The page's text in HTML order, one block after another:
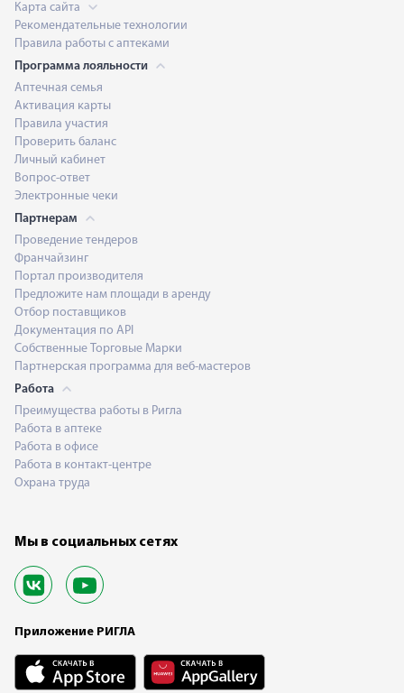
Карта сайта
Рекомендательные технологии
Правила работы с аптеками
Программа лояльности
Аптечная семья
Активация карты
Правила участия
Проверить баланс
Личный кабинет
Вопрос-ответ
Электронные чеки
Партнерам
Проведение тендеров
Франчайзинг
Портал производителя
Предложите нам площади в аренду
Отбор поставщиков
Документация по API
Собственные Торговые Марки
Партнерская программа для веб-мастеров
Работа
Преимущества работы в Ригла
Работа в аптеке
Работа в офисе
Работа в контакт-центре
Охрана труда
Мы в социальных сетях
Приложение РИГЛА